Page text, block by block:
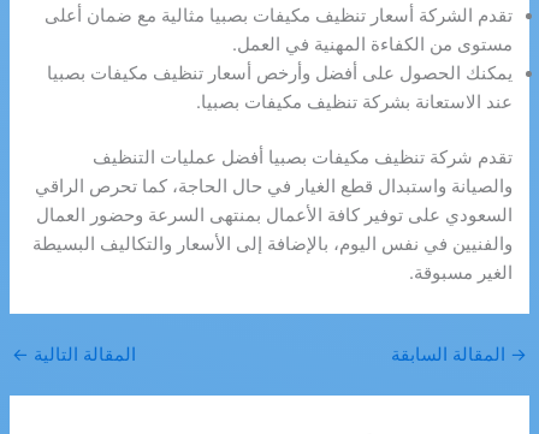
تقدم الشركة أسعار تنظيف مكيفات بصبيا مثالية مع ضمان أعلى
مستوى من الكفاءة المهنية في العمل.
يمكنك الحصول على أفضل وأرخص أسعار تنظيف مكيفات بصبيا
عند الاستعانة بشركة تنظيف مكيفات بصبيا.
تقدم شركة تنظيف مكيفات بصبيا أفضل عمليات التنظيف
والصيانة واستبدال قطع الغيار في حال الحاجة، كما تحرص الراقي
السعودي على توفير كافة الأعمال بمنتهى السرعة وحضور العمال
والفنيين في نفس اليوم، بالإضافة إلى الأسعار والتكاليف البسيطة
الغير مسبوقة.
→ المقالة السابقة المقالة التالية ←